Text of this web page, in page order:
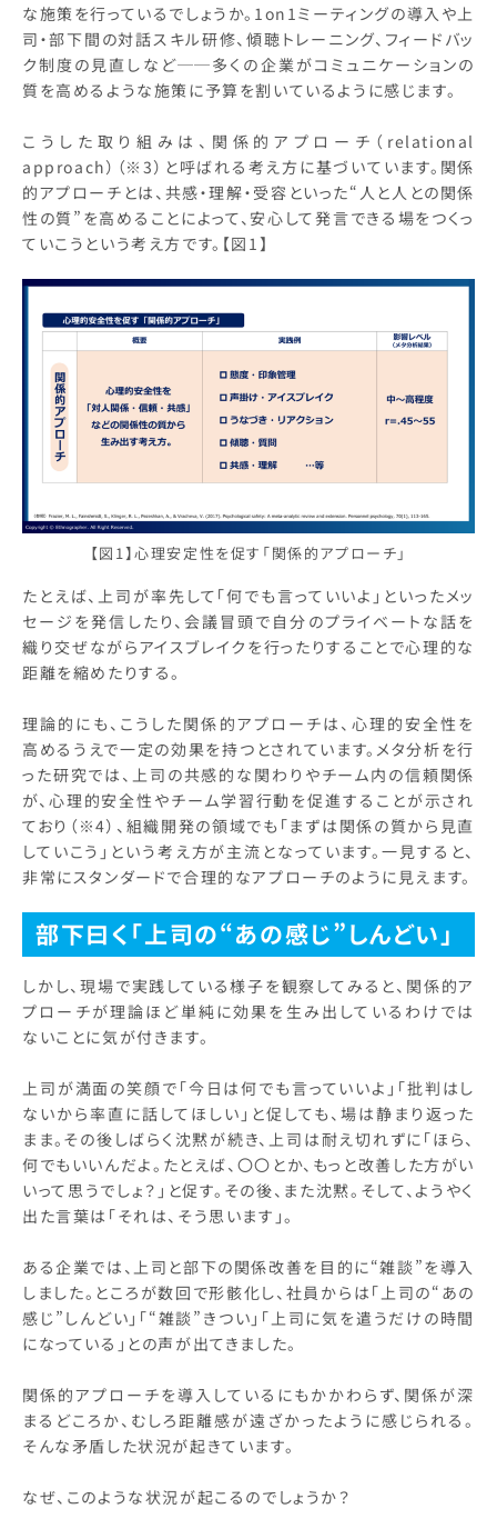
な施策を行っているでしょうか。1on1ミーティングの導入や上
司・部下間の対話スキル研修、傾聴トレーニング、フィードバッ
ク制度の見直しなど──多くの企業がコミュニケーションの
質を高めるような施策に予算を割いているように感じます。
こうした取り組みは、関係的アプローチ（relational
approach）（※3）と呼ばれる考え方に基づいています。関係
的アプローチとは、共感・理解・受容といった“人と人との関係
性の質”を高めることによって、安心して発言できる場をつくっ
ていこうという考え方です。【図1】
【図1】心理安定性を促す「関係的アプローチ」
たとえば、上司が率先して「何でも言っていいよ」といったメッ
セージを発信したり、会議冒頭で自分のプライベートな話を
織り交ぜながらアイスブレイクを行ったりすることで心理的な
距離を縮めたりする。
理論的にも、こうした関係的アプローチは、心理的安全性を
高めるうえで一定の効果を持つとされています。メタ分析を行
った研究では、上司の共感的な関わりやチーム内の信頼関係
が、心理的安全性やチーム学習行動を促進することが示され
ており（※4）、組織開発の領域でも「まずは関係の質から見直
していこう」という考え方が主流となっています。一見すると、
非常にスタンダードで合理的なアプローチのように見えます。
部下曰く「上司の“あの感じ”しんどい」
しかし、現場で実践している様子を観察してみると、関係的ア
プローチが理論ほど単純に効果を生み出しているわけでは
ないことに気が付きます。
上司が満面の笑顔で「今日は何でも言っていいよ」「批判はし
ないから率直に話してほしい」と促しても、場は静まり返った
まま。その後しばらく沈黙が続き、上司は耐え切れずに「ほら、
何でもいいんだよ。たとえば、〇〇とか、もっと改善した方がい
いって思うでしょ？」と促す。その後、また沈黙。そして、ようやく
出た言葉は「それは、そう思います」。
ある企業では、上司と部下の関係改善を目的に“雑談”を導入
しました。ところが数回で形骸化し、社員からは「上司の“あの
感じ”しんどい」「“雑談”きつい」「上司に気を遣うだけの時間
になっている」との声が出てきました。
関係的アプローチを導入しているにもかかわらず、関係が深
まるどころか、むしろ距離感が遠ざかったように感じられる。
そんな矛盾した状況が起きています。
なぜ、このような状況が起こるのでしょうか？